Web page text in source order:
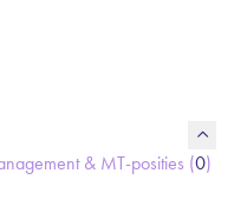
& MT-posities (0)